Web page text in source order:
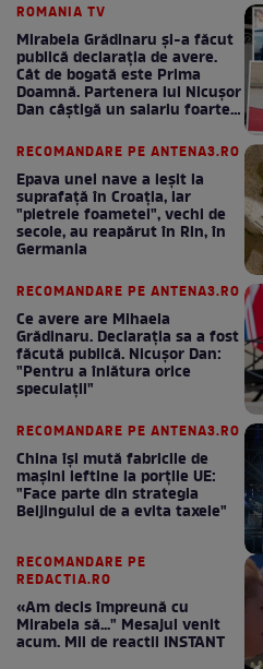
ROMANIA TV
Mirabela Grădinaru și-a făcut
publică declarația de avere.
Cât de bogată este Prima
Doamnă. Partenera lui Nicușor
Dan câștigă un salariu foarte
RECOMANDARE PE ANTENA3.RO
Epava unei nave a ieșit la
suprafață în Croația, iar
"pietrele foametei", vechi de
secole, au reapărut în Rin, în
Germania
RECOMANDARE PE ANTENA3.RO
Ce avere are Mihaela
Grădinaru. Declarația sa a fost
făcută publică. Nicușor Dan:
"Pentru a înlătura orice
speculații"
RECOMANDARE PE ANTENA3.RO
China își mută fabricile de
mașini ieftine la porțile UE:
"Face parte din strategia
Beijingului de a evita taxele"
RECOMANDARE PE
REDACTIA.RO
«Am decis împreună cu
Mirabela să..." Mesajul venit
acum. Mii de reactii INSTANT